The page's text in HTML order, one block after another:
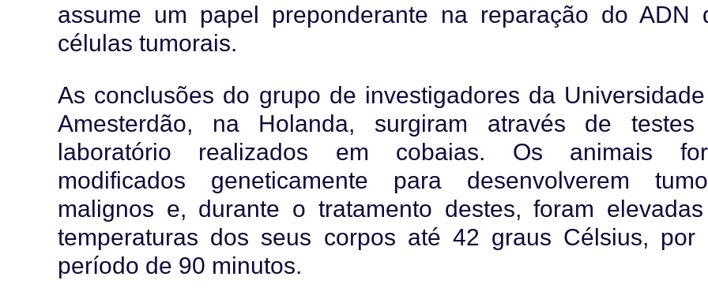
assume um papel preponderante na reparação do ADN
células tumorais.
As conclusões do grupo de investigadores da
Amesterdão, na Holanda, surgiram através de testes
laboratório realizados em cobaias. Os animais
modificados geneticamente para desenvolverem
malignos e, durante o tratamento destes, foram
temperaturas dos seus corpos até 42 graus Célsius, por
período de 90 minutos.